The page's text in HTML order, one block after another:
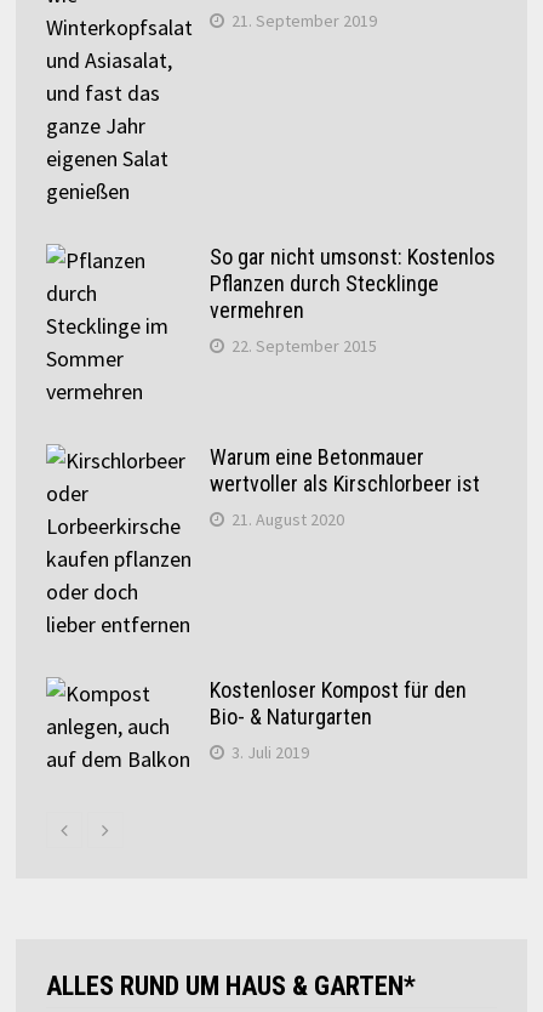
21. September 2019
So gar nicht umsonst: Kostenlos
Pflanzen durch Stecklinge
vermehren
22. September 2015
Warum eine Betonmauer
wertvoller als Kirschlorbeer ist
21. August 2020
Kostenloser Kompost für den
Bio- & Naturgarten
3. Juli 2019
ALLES RUND UM HAUS & GARTEN*